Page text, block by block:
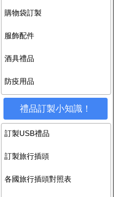
購物袋訂製
服飾配件
酒具禮品
防疫用品
禮品訂製小知識！
訂製USB禮品
訂製旅行插頭
各國旅行插頭對照表